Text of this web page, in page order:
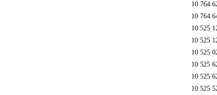
10 764
10 764
10 525
10 525
10 525
10 525
10 525
10 525